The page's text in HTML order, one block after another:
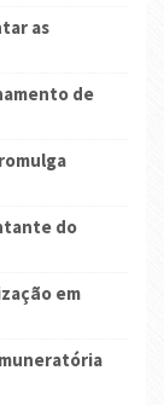
as
de
do
em